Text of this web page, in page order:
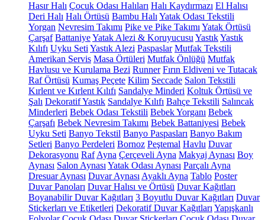
Hasır Halı Çocuk Odası Halıları Halı Kaydırmazı El Halısı
Deri Halı Halı Örtüsü Bambu Halı Yatak Odası Tekstili
Yorgan Nevresim Takımı Pike ve Pike Takımı Yatak Örtüsü
Çarşaf BattaniyeYatak Alezi & Koruyucusu YastıkYastık
Kılıfı Uyku Seti Yastık Alezi Paspaslar Mutfak Tekstili
Amerikan Servis Masa Örtüleri Mutfak Önlüğü Mutfak
Havlusu ve Kurulama Bezi Runner Fırın Eldiveni ve Tutacak
Raf Örtüsü Kumaş Peçete Kilim Seccade Salon Tekstili
Kırlent ve Kırlent Kılıfı Sandalye Minderi Koltuk Örtüsü ve
Şalı Dekoratif Yastık Sandalye Kılıfı Bahçe Tekstili Salıncak
Minderleri Bebek Odası Tekstili Bebek Yorganı Bebek
Çarşafı Bebek Nevresim Takımı Bebek Battaniyesi Bebek
Uyku Seti Banyo Tekstil Banyo Paspasları Banyo Bakım
Setleri Banyo Perdeleri Bornoz Peştemal Havlu Duvar
Dekorasyonu Raf Ayna Çerçeveli Ayna Makyaj Aynası Boy
Aynası Salon Aynası Yatak Odası Aynası Parçalı Ayna
Dresuar Aynası Duvar Aynası Ayaklı Ayna Tablo Poster
Duvar Panoları Duvar Halısı ve Örtüsü Duvar Kağıtları
Boyanabilir Duvar Kağıtları 3 Boyutlu Duvar Kağıtları Duvar
Stickerları ve Etiketleri Dekoratif Duvar Kağıtları Yapışkanlı